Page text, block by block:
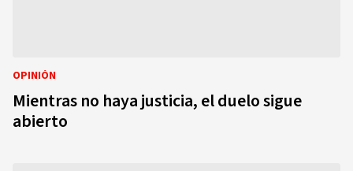
OPINIÓN
Mientras no haya justicia, el duelo sigue
abierto